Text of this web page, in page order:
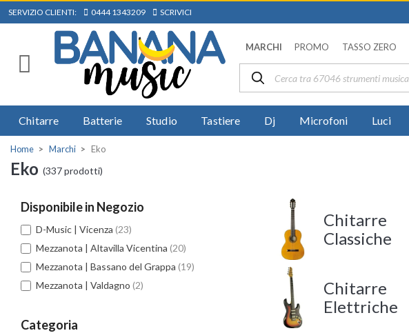
SERVIZIO CLIENTI: 0444 1343209 SCRIVICI
MARCHI PROMO TASSO ZERO
Chitarre Batterie Studio Tastiere Dj Microfoni Luci
Home Marchi Eko
Eko (337 prodotti)
Disponibile in Negozio
D-Music | Vicenza (23)
Mezzanota | Altavilla Vicentina (20)
Mezzanota | Bassano del Grappa (19)
Mezzanota | Valdagno (2)
Categoria
Chitarre
Classiche
Chitarre
Elettriche